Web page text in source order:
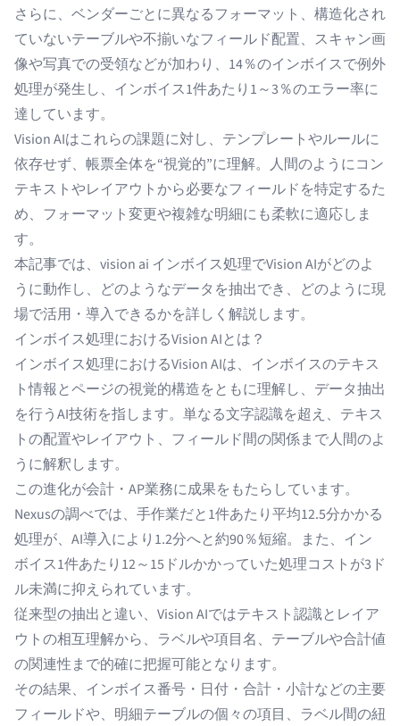
さらに、ベンダーごとに異なるフォーマット、構造化され
ていないテーブルや不揃いなフィールド配置、スキャン画
像や写真での受領などが加わり、 14％のインボイスで例外
処理が発生し、 インボイス1件あたり1～3％のエラー率に
達しています。
Vision AIはこれらの課題に対し、テンプレートやルールに
依存せず、帳票全体を“視覚的”に理解。人間のようにコン
テキストやレイアウトから必要なフィールドを特定するた
め、フォーマット変更や複雑な明細にも柔軟に適応しま
す。
本記事では、vision ai インボイス処理でVision AIがどのよ
うに動作し、どのようなデータを抽出でき、どのように現
場で活用・導入できるかを詳しく解説します。
インボイス処理におけるVision AIとは？
インボイス処理におけるVision AIは、インボイスのテキス
ト情報とページの視覚的構造をともに理解し、データ抽出
を行うAI技術を指します。単なる文字認識を超え、テキス
トの配置やレイアウト、フィールド間の関係まで人間のよ
うに解釈します。
この進化が会計・AP業務に成果をもたらしています。
Nexusの調べでは、手作業だと1件あたり平均12.5分かかる
処理が、AI導入により1.2分へと約90％短縮。また、 イン
ボイス1件あたり12～15ドルかかっていた処理コストが3ド
ル未満に抑えられています。
従来型の抽出と違い、Vision AIではテキスト認識とレイア
ウトの相互理解から、ラベルや項目名、テーブルや合計値
の関連性まで的確に把握可能となります。
その結果、インボイス番号・日付・合計・小計などの主要
フィールドや、明細テーブルの個々の項目、ラベル間の紐